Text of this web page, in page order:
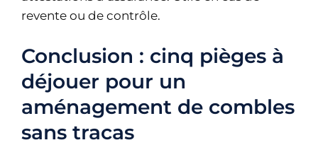
revente ou de contrôle.
Conclusion : cinq pièges à
déjouer pour un
aménagement de combles
sans tracas